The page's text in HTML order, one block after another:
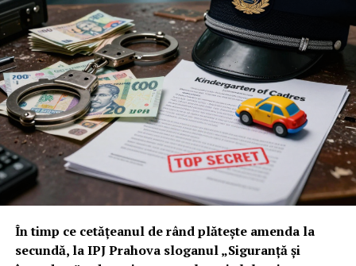
În timp ce cetățeanul de rând plătește amenda la
secundă, la IPJ Prahova sloganul „Siguranță și